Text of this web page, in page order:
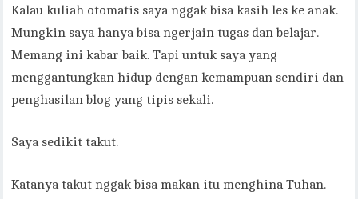
Kalau kuliah otomatis saya nggak bisa kasih les ke anak.
Mungkin saya hanya bisa ngerjain tugas dan belajar.
Memang ini kabar baik. Tapi untuk saya yang
menggantungkan hidup dengan kemampuan sendiri dan
penghasilan blog yang tipis sekali.
Saya sedikit takut.
Katanya takut nggak bisa makan itu menghina Tuhan.